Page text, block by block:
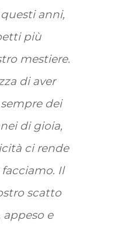
anni,
più
mestiere.
di aver
dei
di gioia,
ci rende
Il
scatto
appeso e